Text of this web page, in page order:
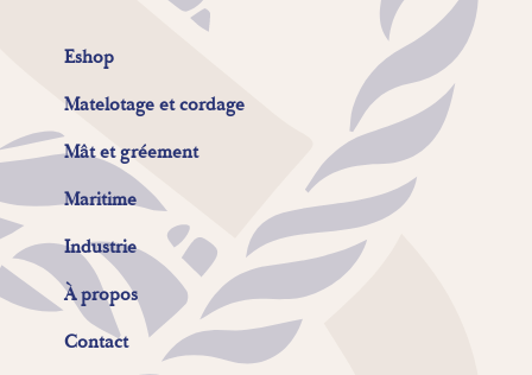
Eshop
Matelotage et cordage
Mât et gréement
Maritime
Industrie
À propos
Contact